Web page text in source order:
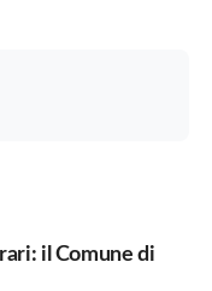
il Comune di